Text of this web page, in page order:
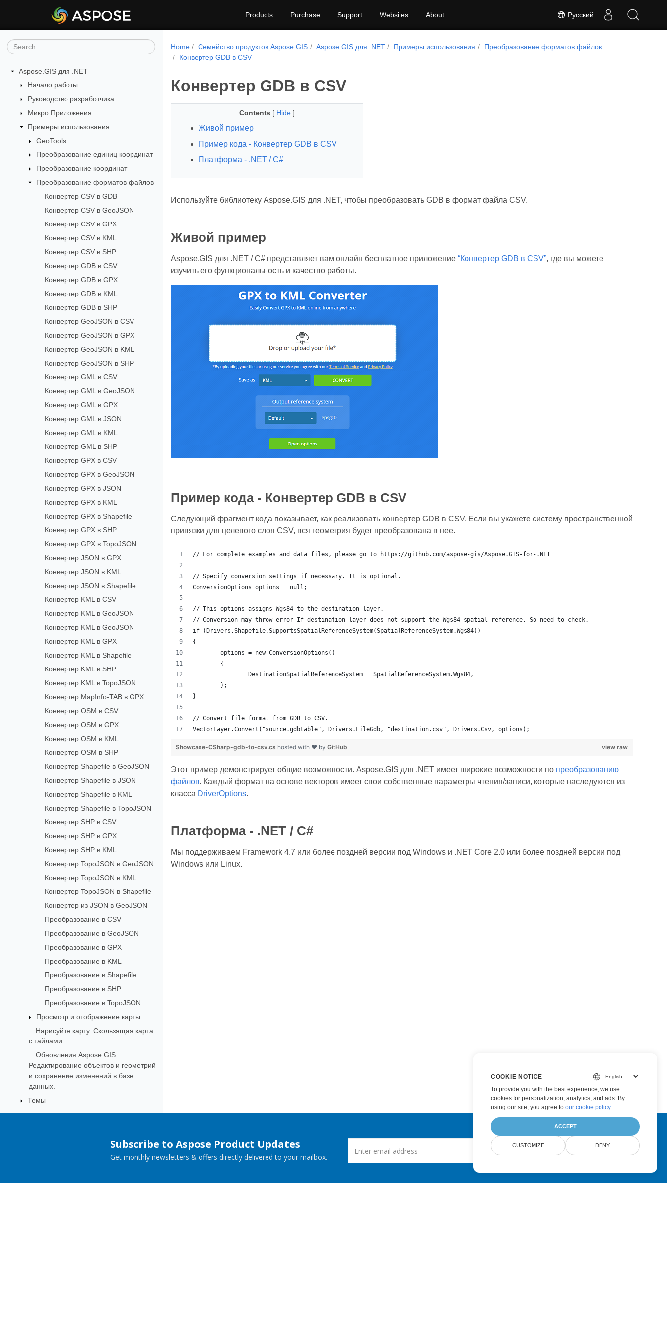
Русский
Products Purchase Support Websites About
Aspose.GIS для .NET
Начало работы
Руководство разработчика
Микро Приложения
Примеры использования
GeoTools
Преобразование единиц координат
Преобразование координат
Преобразование форматов файлов
Конвертер CSV в GDB
Конвертер CSV в GeoJSON
Конвертер CSV в GPX
Конвертер CSV в KML
Конвертер CSV в SHP
Конвертер GDB в CSV
Конвертер GDB в GPX
Конвертер GDB в KML
Конвертер GDB в SHP
Конвертер GeoJSON в CSV
Конвертер GeoJSON в GPX
Конвертер GeoJSON в KML
Конвертер GeoJSON в SHP
Конвертер GML в CSV
Конвертер GML в GeoJSON
Конвертер GML в GPX
Конвертер GML в JSON
Конвертер GML в KML
Конвертер GML в SHP
Конвертер GPX в CSV
Конвертер GPX в GeoJSON
Конвертер GPX в JSON
Конвертер GPX в KML
Конвертер GPX в Shapefile
Конвертер GPX в SHP
Конвертер GPX в TopoJSON
Конвертер JSON в GPX
Конвертер JSON в KML
Конвертер JSON в Shapefile
Конвертер KML в CSV
Конвертер KML в GeoJSON
Конвертер KML в GeoJSON
Конвертер KML в GPX
Конвертер KML в Shapefile
Конвертер KML в SHP
Конвертер KML в TopoJSON
Конвертер MapInfo-TAB в GPX
Конвертер OSM в CSV
Конвертер OSM в GPX
Конвертер OSM в KML
Конвертер OSM в SHP
Конвертер Shapefile в GeoJSON
Конвертер Shapefile в JSON
Конвертер Shapefile в KML
Конвертер Shapefile в TopoJSON
Конвертер SHP в CSV
Конвертер SHP в GPX
Конвертер SHP в KML
Конвертер TopoJSON в GeoJSON
Конвертер TopoJSON в KML
Конвертер TopoJSON в Shapefile
Конвертер из JSON в GeoJSON
Преобразование в CSV
Преобразование в GeoJSON
Преобразование в GPX
Преобразование в KML
Преобразование в Shapefile
Преобразование в SHP
Преобразование в TopoJSON
Просмотр и отображение карты
Нарисуйте карту. Скользящая карта
с тайлами.
Обновления Aspose.GIS:
Редактирование объектов и геометрий
и сохранение изменений в базе
данных.
Темы
Home Семейство продуктов Aspose.GIS Aspose.GIS для .NET Примеры использования
Преобразование форматов файлов
Конвертер GDB в CSV
Конвертер GDB в CSV
Contents [ Hide ]
Живой пример
Пример кода - Конвертер GDB в CSV
Платформа - .NET / C#
Используйте библиотеку Aspose.GIS для .NET, чтобы преобразовать GDB в формат файла CSV.
Живой пример
Aspose.GIS для .NET / C# представляет вам онлайн бесплатное приложение “Конвертер GDB в CSV”, где вы можете
изучить его функциональность и качество работы.
Пример кода - Конвертер GDB в CSV
Следующий фрагмент кода показывает, как реализовать конвертер GDB в CSV. Если вы укажете систему пространственной
привязки для целевого слоя CSV, вся геометрия будет преобразована в нее.
// For complete examples and data files, please go to https://github.com/aspose-gis/Aspose.GIS-for-.NET
// Specify conversion settings if necessary. It is optional.
ConversionOptions options = null;
// This options assigns Wgs84 to the destination layer.
// Conversion may throw error If destination layer does not support the Wgs84 spatial reference. So need to check.
if (Drivers.Shapefile.SupportsSpatialReferenceSystem(SpatialReferenceSystem.Wgs84))
{
	options = new ConversionOptions()
	{
		DestinationSpatialReferenceSystem = SpatialReferenceSystem.Wgs84,
	};
}
// Convert file format from GDB to CSV.
VectorLayer.Convert("source.gdbtable", Drivers.FileGdb, "destination.csv", Drivers.Csv, options);
view raw
Showcase-CSharp-gdb-to-csv.cs hosted with ❤ by GitHub
Этот пример демонстрирует общие возможности. Aspose.GIS для .NET имеет широкие возможности по преобразованию
файлов. Каждый формат на основе векторов имеет свои собственные параметры чтения/записи, которые наследуются из
класса DriverOptions.
Платформа - .NET / C#
Мы поддерживаем Framework 4.7 или более поздней версии под Windows и .NET Core 2.0 или более поздней версии под
Windows или Linux.
Subscribe to Aspose Product Updates
Get monthly newsletters & offers directly delivered to your mailbox.
Submit
COOKIE NOTICE
To provide you with the best experience, we use
cookies for personalization, analytics, and ads. By
using our site, you agree to our cookie policy.
ACCEPT
CUSTOMIZE DENY